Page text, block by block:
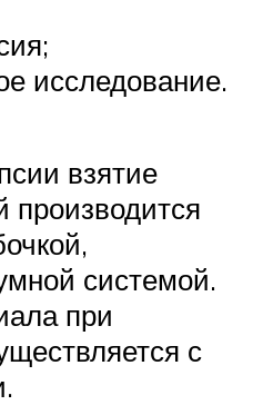
исследование.
взятие
производится
системой.
при
с